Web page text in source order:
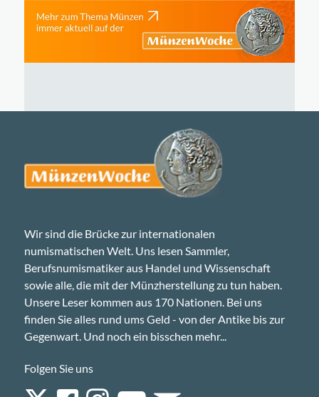
Wir sind die Brücke zur internationalen
numismatischen Welt. Uns lesen Sammler,
Berufsnumismatiker aus Handel und Wissenschaft
sowie alle, die mit der Münzherstellung zu tun haben.
Unsere Leser kommen aus 170 Nationen. Bei uns
finden Sie alles rund ums Geld - von der Antike bis zur
Gegenwart. Und noch ein bisschen mehr...
Folgen Sie uns